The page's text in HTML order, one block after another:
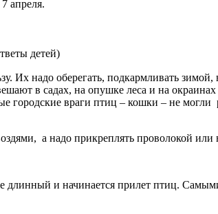
апреля.
детей)
Их надо оберегать, подкармливать
в садах, на опушке леса и на
городские враги птиц – кошки – не
а надо прикреплять проволокой
длинный и начинается прилет птиц.